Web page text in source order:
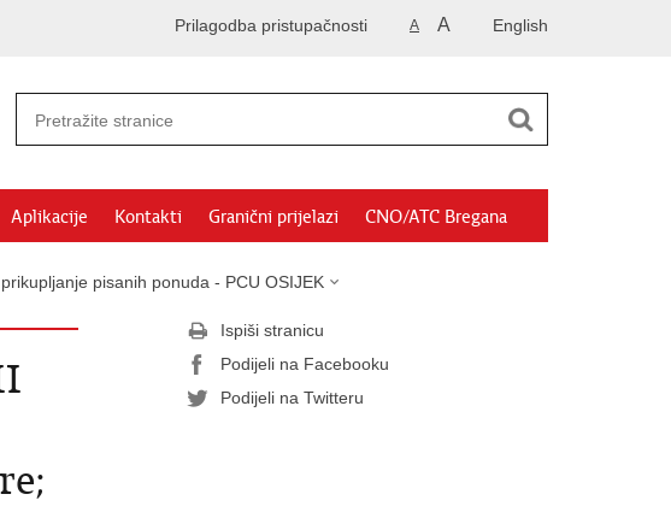
English
A A
Prilagodba pristupačnosti
Aplikacije Kontakti Granični prijelazi CNO/ATC Bregana
pisanih ponuda - PCU OSIJEK
Ispiši stranicu
Podijeli na Facebooku
Podijeli na Twitteru